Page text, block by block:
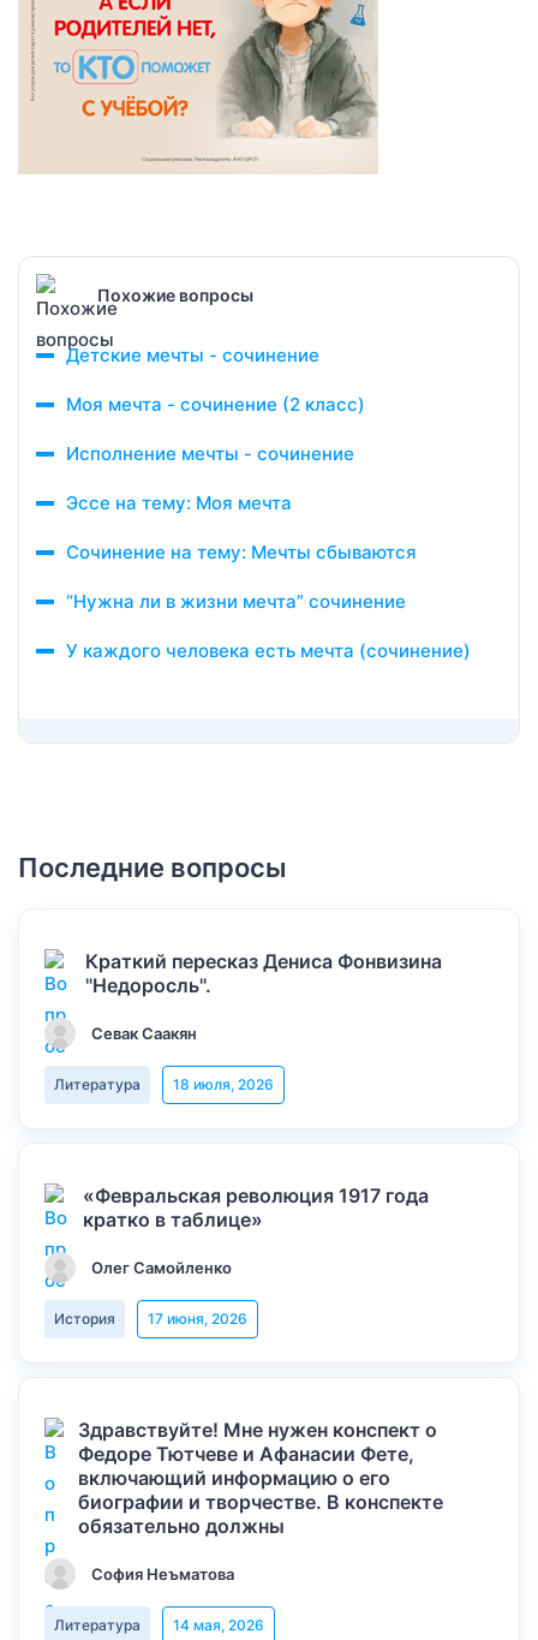
Похожие вопросы
Детские мечты - сочинение
Моя мечта - сочинение (2 класс)
Исполнение мечты - сочинение
Эссе на тему: Моя мечта
Сочинение на тему: Мечты сбываются
“Нужна ли в жизни мечта” сочинение
У каждого человека есть мечта (сочинение)
Последние вопросы
Краткий пересказ Дениса Фонвизина
"Недоросль".
Севак Саакян
Литература 18 июля, 2026
«Февральская революция 1917 года
кратко в таблице»
Олег Самойленко
История 17 июня, 2026
Здравствуйте! Мне нужен конспект о
Федоре Тютчеве и Афанасии Фете,
включающий информацию о его
биографии и творчестве. В конспекте
обязательно должны
София Неъматова
Литература 14 мая, 2026